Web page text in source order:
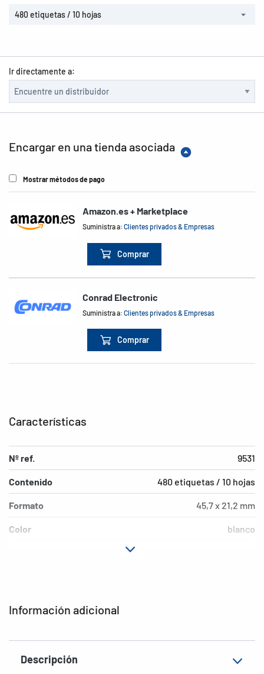
480 etiquetas / 10 hojas
Ir directamente a:
Encargar en una tienda asociada
Mostrar métodos de pago
Amazon.es + Marketplace
Suministra a:Clientes privados & Empresas
Comprar
Conrad Electronic
Suministra a:Clientes privados & Empresas
Comprar
Información adicional
Descripción
Características
Nº ref. 9531
Contenido 480 etiquetas / 10 hojas
Formato 45,7 x 21,2 mm
Color blanco
Forma de las esquinas
Material Lámina, mate
Característica
resistente a la intemperie,